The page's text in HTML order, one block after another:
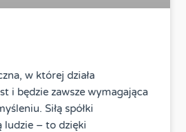
w której działa
i będzie zawsze wymagająca
Siłą spółki
ludzie – to dzięki